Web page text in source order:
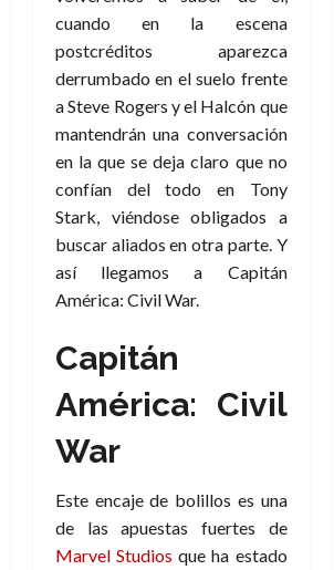
cuando en la escena
postcréditos aparezca
derrumbado en el suelo frente
a Steve Rogers y el Halcón que
mantendrán una conversación
en la que se deja claro que no
confían del todo en Tony
Stark, viéndose obligados a
buscar aliados en otra parte. Y
así llegamos a Capitán
América: Civil War.
Capitán
América: Civil
War
Este encaje de bolillos es una
de las apuestas fuertes de
Marvel Studios que ha estado